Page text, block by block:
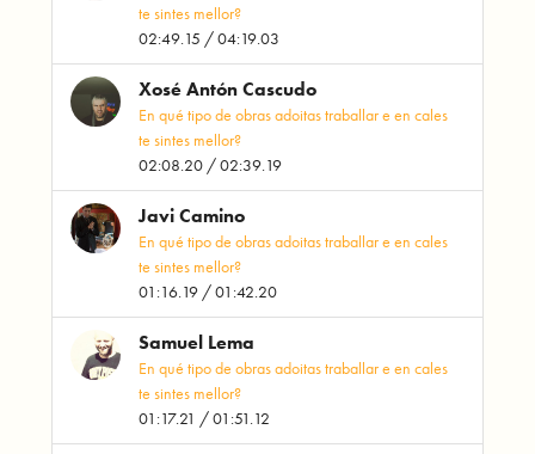
te sintes mellor?
02:49.15 / 04:19.03
Xosé Antón Cascudo
En qué tipo de obras adoitas traballar e en cales
te sintes mellor?
02:08.20 / 02:39.19
Javi Camino
En qué tipo de obras adoitas traballar e en cales
te sintes mellor?
01:16.19 / 01:42.20
Samuel Lema
En qué tipo de obras adoitas traballar e en cales
te sintes mellor?
01:17.21 / 01:51.12